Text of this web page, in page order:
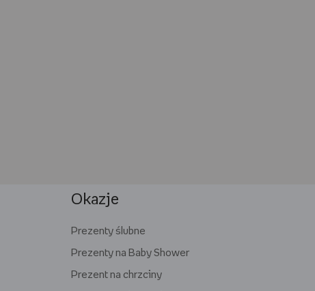
Okazje
Prezenty ślubne
Prezenty na Baby Shower
Prezent na chrzciny